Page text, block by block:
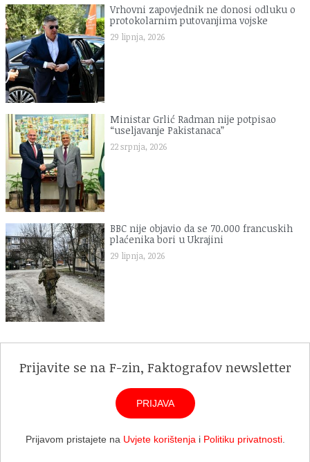
Vrhovni zapovjednik ne donosi odluku o
protokolarnim putovanjima vojske
29 lipnja, 2026
Ministar Grlić Radman nije potpisao
“useljavanje Pakistanaca”
22 srpnja, 2026
BBC nije objavio da se 70.000 francuskih
plaćenika bori u Ukrajini
29 lipnja, 2026
Prijavite se na F-zin, Faktografov newsletter
PRIJAVA
Prijavom pristajete na Uvjete korištenja i Politiku privatnosti.